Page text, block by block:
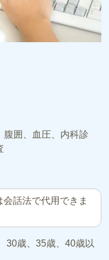
腹囲、血圧、内科診
話法で代用できま
30歳、35歳、40歳以